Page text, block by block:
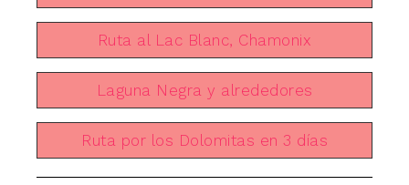
Ruta al Lac Blanc, Chamonix
Laguna Negra y alrededores
Ruta por los Dolomitas en 3 días